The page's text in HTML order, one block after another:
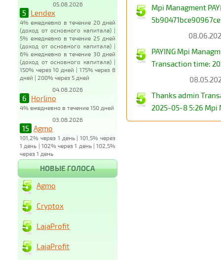
05.08.2026
5 Lendex
4% ежедневно в течение 20 дней
(доход от основного капитала) |
5% ежедневно в течение 25 дней
(доход от основного капитала) |
6% ежедневно в течение 30 дней
(доход от основного капитала) |
150% через 10 дней | 175% через 8
дней | 200% через 5 дней
04.08.2026
6 Horlino
4% ежедневно в течение 150 дней
03.08.2026
15 Agmo
101,2% через 1 день | 101,5% через
1 день | 102% через 1 день | 102,5%
через 1 день
Mpi Managment
PAYING Mpi
Transaction time:
Thanks admin
2025-05-8 5:26 Mpi
НОВЫЕ ГОЛОСА
Agmo
Cryptox
LajaProfit
LajaProfit